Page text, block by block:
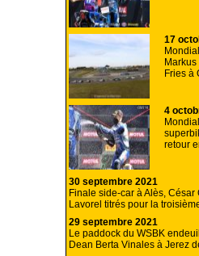
17
Fries à
4
retour
30 septembre 2021
Finale side-car à Alès,
Lavorel titrés pour la
29 septembre 2021
Le paddock du WSBK
Dean Berta Vinales à Jerez